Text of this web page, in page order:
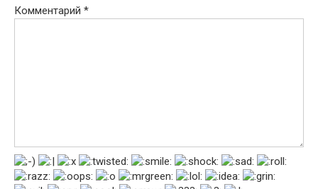
Комментарий *